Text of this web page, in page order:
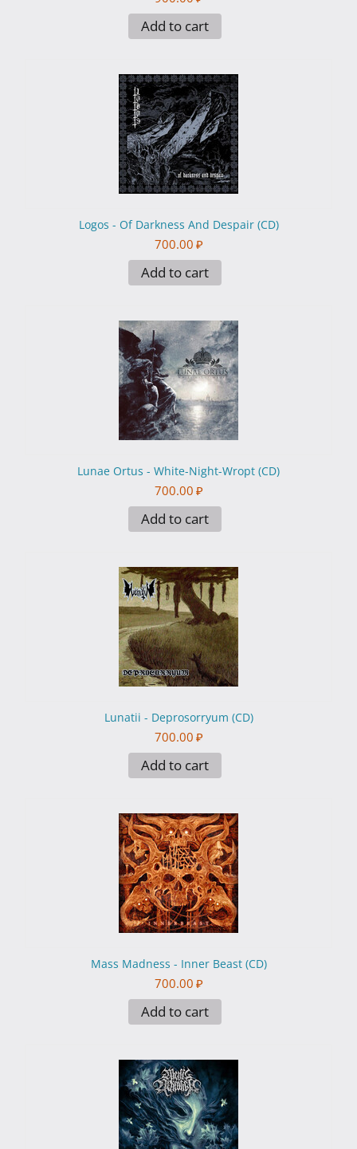
Add to cart
Logos - Of Darkness And Despair (CD)
700.00 ₽
Add to cart
Lunae Ortus - White-Night-Wropt (CD)
700.00 ₽
Add to cart
Lunatii - Deprosorryum (CD)
700.00 ₽
Add to cart
Mass Madness - Inner Beast (CD)
700.00 ₽
Add to cart